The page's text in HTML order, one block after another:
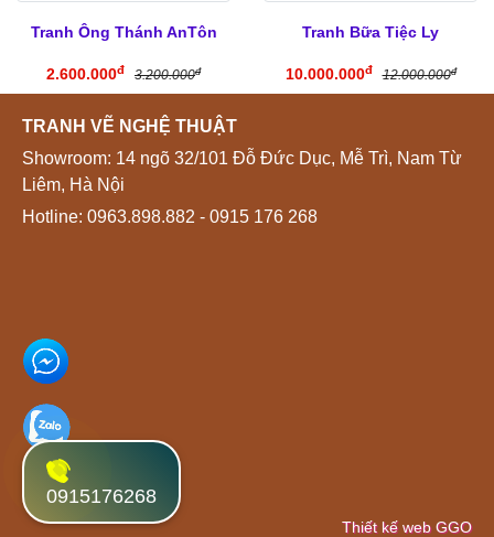
Tranh Ông Thánh AnTôn
2.600.000đ 3.200.000đ
Tranh Bữa Tiệc Ly
10.000.000đ 12.000.000đ
TRANH VẼ NGHỆ THUẬT
Showroom: 14 ngõ 32/101 Đỗ Đức Dục, Mễ Trì, Nam Từ
Liêm, Hà Nội
Hotline: 0963.898.882 - 0915 176 268
Thiết kế web GGO
0915176268